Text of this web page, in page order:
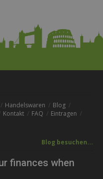
Handelswaren
Blog
Kontakt FAQ
Eintragen
Blog besuchen...
finances when